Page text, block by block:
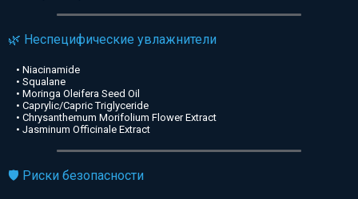
🌿 Неспецифические увлажнители
• Niacinamide
• Squalane
• Moringa Oleifera Seed Oil
• Caprylic/Capric Triglyceride
• Chrysanthemum Morifolium Flower Extract
• Jasminum Officinale Extract
🛡️ Риски безопасности